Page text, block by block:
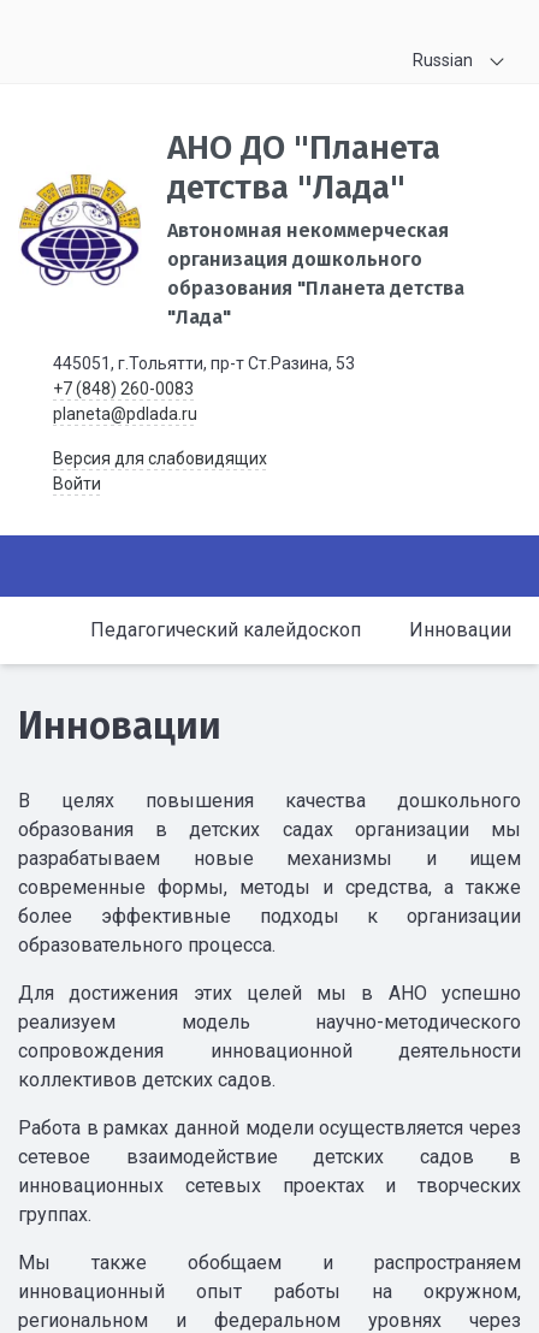
Russian
АНО ДО "Планета
детства "Лада"
Автономная некоммерческая
организация дошкольного
образования "Планета детства
"Лада"
445051, г.Тольятти, пр-т Ст.Разина, 53
+7 (848) 260-0083
planeta@pdlada.ru
Версия для слабовидящих
Войти
Педагогический калейдоскоп Инновации
Инновации
В целях повышения качества дошкольного
образования в детских садах организации мы
разрабатываем новые механизмы и ищем
современные формы, методы и средства, а также
более эффективные подходы к организации
образовательного процесса.
Для достижения этих целей мы в АНО успешно
реализуем модель научно-методического
сопровождения инновационной деятельности
коллективов детских садов.
Работа в рамках данной модели осуществляется через
сетевое взаимодействие детских садов в
инновационных сетевых проектах и творческих
группах.
Мы также обобщаем и распространяем
инновационный опыт работы на окружном,
региональном и федеральном уровнях через